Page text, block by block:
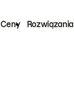
Ceny Rozwiązania